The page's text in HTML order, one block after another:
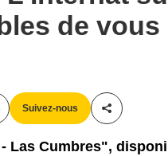
de vous
Suivez-nous
Partager
Las Cumbres",